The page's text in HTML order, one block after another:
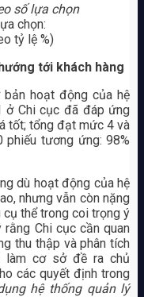
số lựa chọn
chọn:
tỷ lệ %)
tới khách hàng
hoạt động của hệ
ở Chi cục đã đáp ứng
tốt; tổng đạt mức 4 và
tương ứng: 98%
dù hoạt động của hệ
nhưng vẫn còn nặng
cụ thể trong coi trọng ý
Chi cục cần quan
thu thập và phân tích
làm cơ sở đề ra chủ
các quyết định trong
hệ thống quản lý